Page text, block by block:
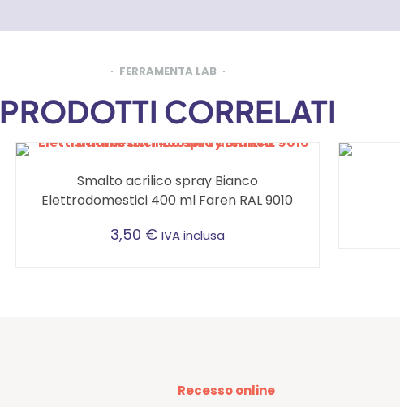
FERRAMENTA LAB
PRODOTTI CORRELATI
Smalto acrilico spray Bianco
Elettrodomestici 400 ml Faren RAL 9010
3,50 € IVA inclusa
Recesso online